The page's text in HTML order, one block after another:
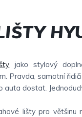
jako stylový
Pravda, samotní
auta dostat.
lišty pro většinu